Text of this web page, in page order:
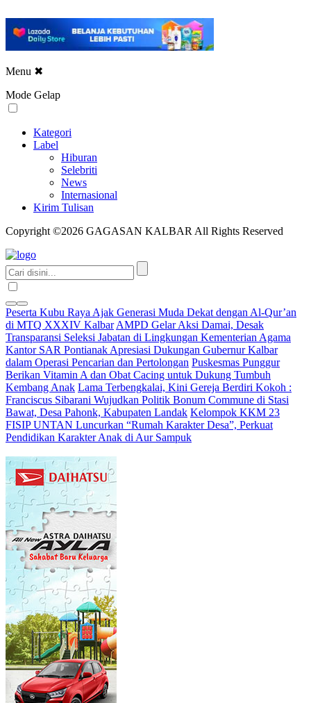
Menu ✖
Mode Gelap
Kategori
Label
Hiburan
Selebriti
News
Internasional
Kirim Tulisan
Copyright ©2026 GAGASAN KALBAR All Rights Reserved
Peserta Kubu Raya Ajak Generasi Muda Dekat dengan Al-Qur’an
di MTQ XXXIV Kalbar AMPD Gelar Aksi Damai, Desak
Transparansi Seleksi Jabatan di Lingkungan Kementerian Agama
Kantor SAR Pontianak Apresiasi Dukungan Gubernur Kalbar
dalam Operasi Pencarian dan Pertolongan Puskesmas Punggur
Berikan Vitamin A dan Obat Cacing untuk Dukung Tumbuh
Kembang Anak Lama Terbengkalai, Kini Gereja Berdiri Kokoh :
Franciscus Sibarani Wujudkan Politik Bonum Commune di Stasi
Bawat, Desa Pahonk, Kabupaten Landak Kelompok KKM 23
FISIP UNTAN Luncurkan “Rumah Karakter Desa”, Perkuat
Pendidikan Karakter Anak di Aur Sampuk